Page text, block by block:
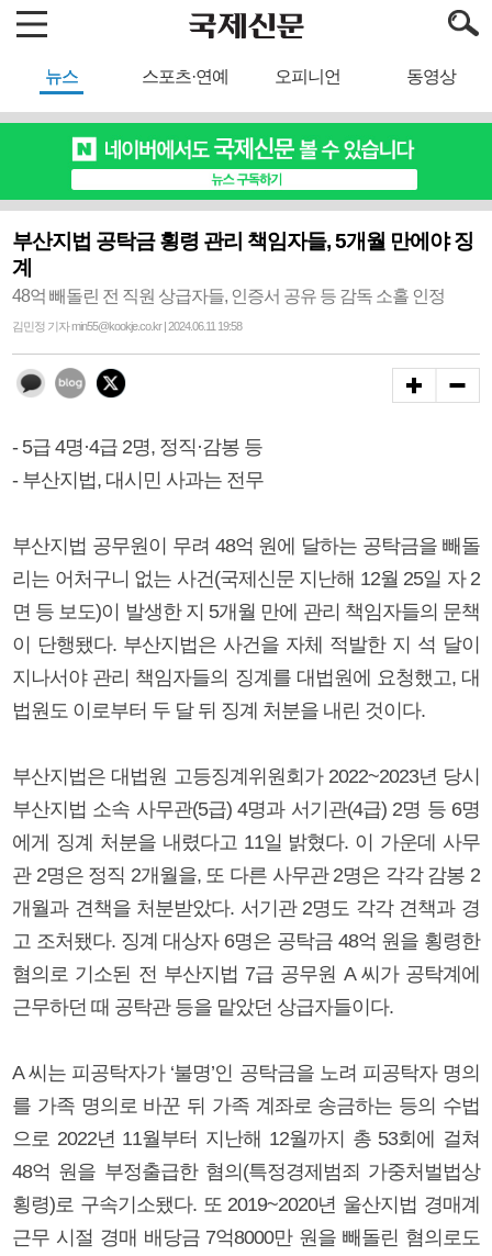
뉴스 스포츠·연예 오피니언 동영상
부산지법 공탁금 횡령 관리 책임자들, 5개월 만에야 징
계
48억 빼돌린 전 직원 상급자들, 인증서 공유 등 감독 소홀 인정
김민정 기자 min55@kookje.co.kr | 2024.06.11 19:58
- 5급 4명·4급 2명, 정직·감봉 등
- 부산지법, 대시민 사과는 전무
부산지법 공무원이 무려 48억 원에 달하는 공탁금을 빼돌
리는 어처구니 없는 사건(국제신문 지난해 12월 25일 자 2
면 등 보도)이 발생한 지 5개월 만에 관리 책임자들의 문책
이 단행됐다. 부산지법은 사건을 자체 적발한 지 석 달이
지나서야 관리 책임자들의 징계를 대법원에 요청했고, 대
법원도 이로부터 두 달 뒤 징계 처분을 내린 것이다.
부산지법은 대법원 고등징계위원회가 2022~2023년 당시
부산지법 소속 사무관(5급) 4명과 서기관(4급) 2명 등 6명
에게 징계 처분을 내렸다고 11일 밝혔다. 이 가운데 사무
관 2명은 정직 2개월을, 또 다른 사무관 2명은 각각 감봉 2
개월과 견책을 처분받았다. 서기관 2명도 각각 견책과 경
고 조처됐다. 징계 대상자 6명은 공탁금 48억 원을 횡령한
혐의로 기소된 전 부산지법 7급 공무원 A 씨가 공탁계에
근무하던 때 공탁관 등을 맡았던 상급자들이다.
A 씨는 피공탁자가 ‘불명’인 공탁금을 노려 피공탁자 명의
를 가족 명의로 바꾼 뒤 가족 계좌로 송금하는 등의 수법
으로 2022년 11월부터 지난해 12월까지 총 53회에 걸쳐
48억 원을 부정출급한 혐의(특정경제범죄 가중처벌법상
횡령)로 구속기소됐다. 또 2019~2020년 울산지법 경매계
근무 시절 경매 배당금 7억8000만 원을 빼돌린 혐의로도